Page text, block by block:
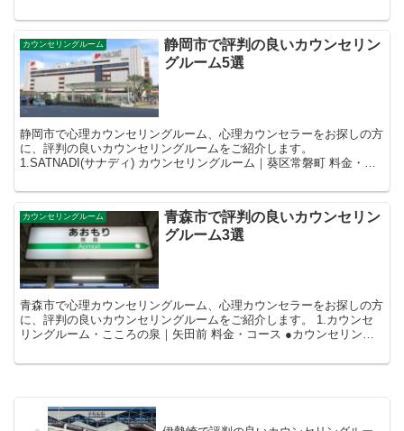
カウンセリングルーム
静岡市で評判の良いカウンセリン
グルーム5選
静岡市で心理カウンセリングルーム、心理カウンセラーをお探しの方
に、評判の良いカウンセリングルームをご紹介します。
1.SATNADI(サナディ) カウンセリングルーム｜葵区常磐町 料金・コ
カウンセリングルーム
青森市で評判の良いカウンセリン
グルーム3選
青森市で心理カウンセリングルーム、心理カウンセラーをお探しの方
に、評判の良いカウンセリングルームをご紹介します。 1.カウンセ
リングルーム・こころの泉｜矢田前 料金・コース ●カウンセリング